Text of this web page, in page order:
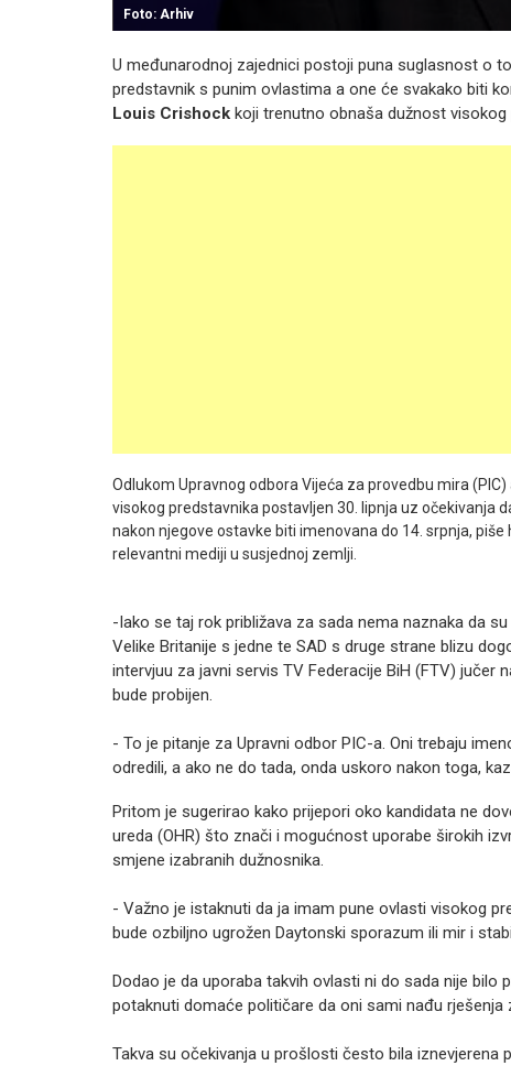
Foto: Arhiv
U međunarodnoj zajednici postoji puna suglasnost o
predstavnik s punim ovlastima a one će svakako biti
Louis Crishock koji trenutno obnaša dužnost visokog
Odlukom Upravnog odbora Vijeća za provedbu mira
visokog predstavnika postavljen 30. lipnja uz očekivanja
nakon njegove ostavke biti imenovana do 14. srpnja,
relevantni mediji u susjednoj zemlji.
-Iako se taj rok približava za sada nema naznaka da
Velike Britanije s jedne te SAD s druge strane blizu
intervjuu za javni servis TV Federacije BiH (FTV)
bude probijen.
- To je pitanje za Upravni odbor PIC-a. Oni trebaju
odredili, a ako ne do tada, onda uskoro nakon toga,
Pritom je sugerirao kako prijepori oko kandidata ne
ureda (OHR) što znači i mogućnost uporabe širokih
smjene izabranih dužnosnika.
- Važno je istaknuti da ja imam pune ovlasti visokog
bude ozbiljno ugrožen Daytonski sporazum ili mir i
Dodao je da uporaba takvih ovlasti ni do sada nije
potaknuti domaće političare da oni sami nađu
Takva su očekivanja u prošlosti često bila